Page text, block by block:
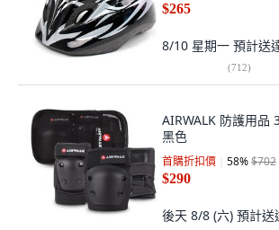
$265
8/10 星期一 預計送
(712)
AIRWALK 防護用品
黑色
首購折扣價 58%$702
$290
後天 8/8 (六) 預計送